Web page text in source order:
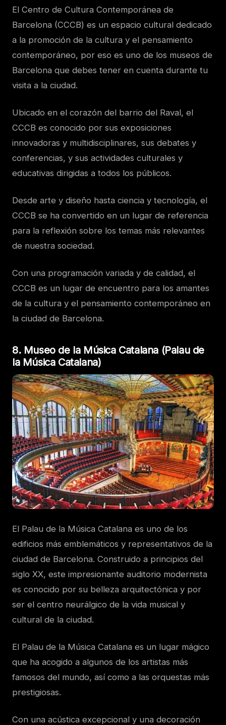
El Centro de Cultura Contemporánea de
Barcelona (CCCB) es un espacio cultural dedicado
a la promoción de la cultura y el pensamiento
contemporáneo, por eso es uno de los museos de
Barcelona que debes tener en cuenta durante tu
visita a la ciudad.
Ubicado en el corazón del barrio del Raval, el
CCCB es conocido por sus exposiciones
innovadoras y multidisciplinares, sus debates y
conferencias, y sus actividades culturales y
educativas dirigidas a todos los públicos.
Desde arte y diseño hasta ciencia y tecnología, el
CCCB se ha convertido en un lugar de referencia
para la reflexión sobre los temas más relevantes
de nuestra sociedad.
Con una programación variada y de calidad, el
CCCB es un lugar de encuentro para los amantes
de la cultura y el pensamiento contemporáneo en
la ciudad de Barcelona.
8. Museo de la Música Catalana (Palau de
la Música Catalana)
El Palau de la Música Catalana es uno de los
edificios más emblemáticos y representativos de la
ciudad de Barcelona. Construido a principios del
siglo XX, este impresionante auditorio modernista
es conocido por su belleza arquitectónica y por
ser el centro neurálgico de la vida musical y
cultural de la ciudad.
El Palau de la Música Catalana es un lugar mágico
que ha acogido a algunos de los artistas más
famosos del mundo, así como a las orquestas más
prestigiosas.
Con una acústica excepcional y una decoración